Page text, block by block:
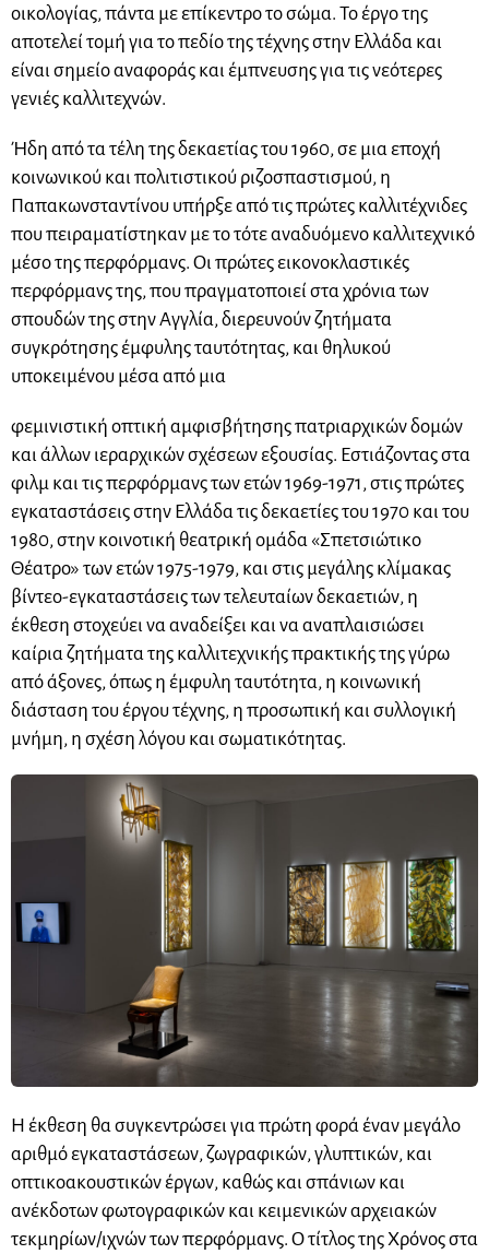
οικολογίας, πάντα με επίκεντρο το σώμα. Το έργο της
αποτελεί τομή για το πεδίο της τέχνης στην Ελλάδα και
είναι σημείο αναφοράς και έμπνευσης για τις νεότερες
γενιές καλλιτεχνών.
Ήδη από τα τέλη της δεκαετίας του 1960, σε μια εποχή
κοινωνικού και πολιτιστικού ριζοσπαστισμού, η
Παπακωνσταντίνου υπήρξε από τις πρώτες καλλιτέχνιδες
που πειραματίστηκαν με το τότε αναδυόμενο καλλιτεχνικό
μέσο της περφόρμανς. Οι πρώτες εικονοκλαστικές
περφόρμανς της, που πραγματοποιεί στα χρόνια των
σπουδών της στην Αγγλία, διερευνούν ζητήματα
συγκρότησης έμφυλης ταυτότητας, και θηλυκού
υποκειμένου μέσα από μια
φεμινιστική οπτική αμφισβήτησης πατριαρχικών δομών
και άλλων ιεραρχικών σχέσεων εξουσίας. Εστιάζοντας στα
φιλμ και τις περφόρμανς των ετών 1969-1971, στις πρώτες
εγκαταστάσεις στην Ελλάδα τις δεκαετίες του 1970 και του
1980, στην κοινοτική θεατρική ομάδα «Σπετσιώτικο
Θέατρο» των ετών 1975-1979, και στις μεγάλης κλίμακας
βίντεο-εγκαταστάσεις των τελευταίων δεκαετιών, η
έκθεση στοχεύει να αναδείξει και να αναπλαισιώσει
καίρια ζητήματα της καλλιτεχνικής πρακτικής της γύρω
από άξονες, όπως η έμφυλη ταυτότητα, η κοινωνική
διάσταση του έργου τέχνης, η προσωπική και συλλογική
μνήμη, η σχέση λόγου και σωματικότητας.
Η έκθεση θα συγκεντρώσει για πρώτη φορά έναν μεγάλο
αριθμό εγκαταστάσεων, ζωγραφικών, γλυπτικών, και
οπτικοακουστικών έργων, καθώς και σπάνιων και
ανέκδοτων φωτογραφικών και κειμενικών αρχειακών
τεκμηρίων/ιχνών των περφόρμανς. Ο τίτλος της Χρόνος στα